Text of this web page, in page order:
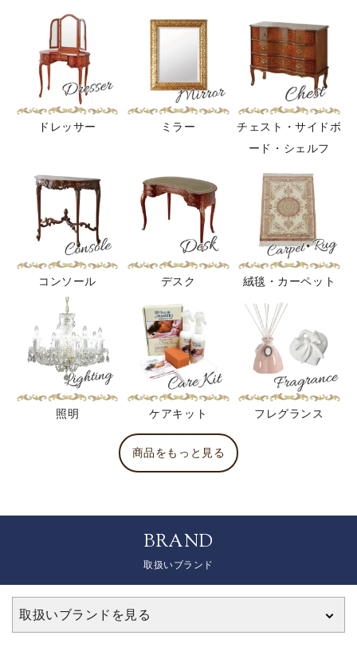
ドレッサー ミラー
チェスト・サイドボ
ード・シェルフ
コンソール デスク 絨毯・カーペット
照明 ケアキット フレグランス
商品をもっと見る
BRAND
取扱いブランド
取扱いブランドを見る